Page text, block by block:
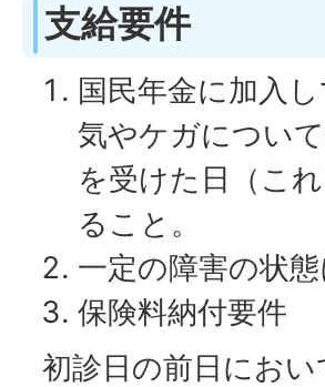
支給要件
国民年金に加入
気やケガについ
を受けた日（こ
ること。
一定の障害の状
保険料納付要件
初診日の前日にお